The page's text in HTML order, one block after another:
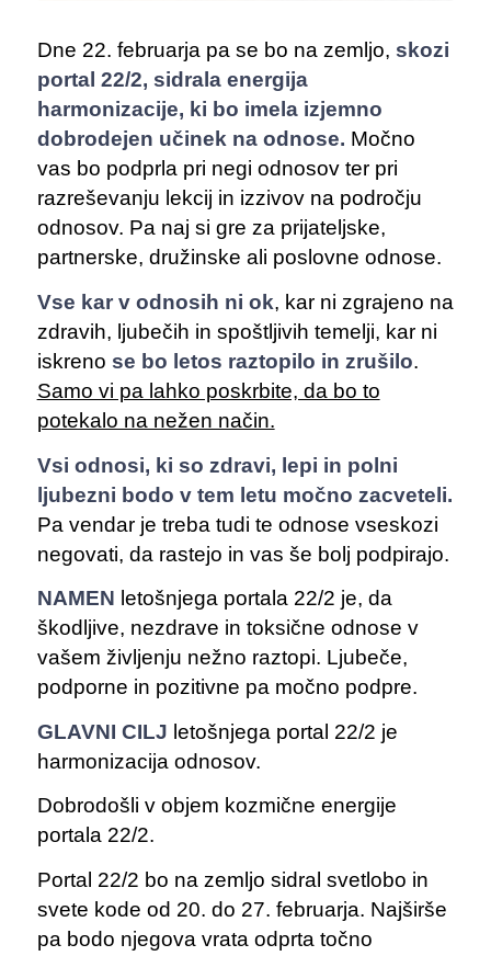
Dne 22. februarja pa se bo na zemljo, skozi
portal 22/2, sidrala energija
harmonizacije, ki bo imela izjemno
dobrodejen učinek na odnose. Močno
vas bo podprla pri negi odnosov ter pri
razreševanju lekcij in izzivov na področju
odnosov. Pa naj si gre za prijateljske,
partnerske, družinske ali poslovne odnose.
Vse kar v odnosih ni ok, kar ni zgrajeno na
zdravih, ljubečih in spoštljivih temelji, kar ni
iskreno se bo letos raztopilo in zrušilo.
Samo vi pa lahko poskrbite, da bo to
potekalo na nežen način.
Vsi odnosi, ki so zdravi, lepi in polni
ljubezni bodo v tem letu močno zacveteli.
Pa vendar je treba tudi te odnose vseskozi
negovati, da rastejo in vas še bolj podpirajo.
NAMEN letošnjega portala 22/2 je, da
škodljive, nezdrave in toksične odnose v
vašem življenju nežno raztopi. Ljubeče,
podporne in pozitivne pa močno podpre.
GLAVNI CILJ letošnjega portal 22/2 je
harmonizacija odnosov.
Dobrodošli v objem kozmične energije
portala 22/2.
Portal 22/2 bo na zemljo sidral svetlobo in
svete kode od 20. do 27. februarja. Najširše
pa bodo njegova vrata odprta točno